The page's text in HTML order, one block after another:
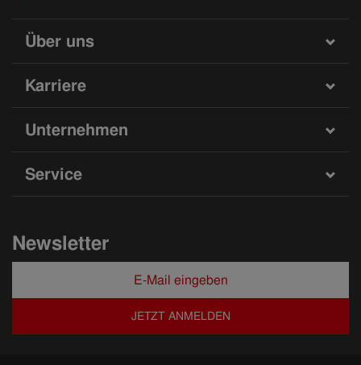
Über uns
Karriere
Unternehmen
Service
Newsletter
JETZT ANMELDEN